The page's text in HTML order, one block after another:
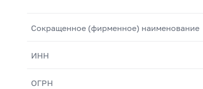
Сокращенное (фирменное) наименование
ИНН
ОГРН